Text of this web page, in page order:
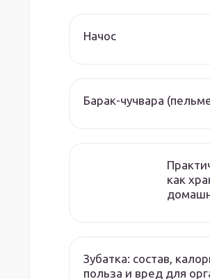
Начос
Барак-чучвара
как
Зубатка: состав,
польза и вред для